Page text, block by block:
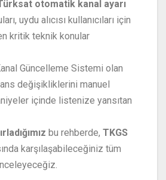
otomatik kanal ayarı
uydu alıcısı kullanıcıları için
kritik teknik konular
Güncelleme Sistemi olan
değişikliklerini manuel
içinde listenize yansıtan
bu rehberde, TKGS
karşılaşabileceğiniz tüm